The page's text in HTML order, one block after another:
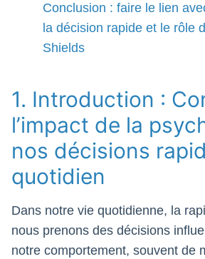
Conclusion : faire le lien
la décision rapide et le rôle
Shields
1. Introduction :
l’impact de la
nos décisions
quotidien
Dans notre vie quotidienne, la
nous prenons des décisions
notre comportement, souvent de